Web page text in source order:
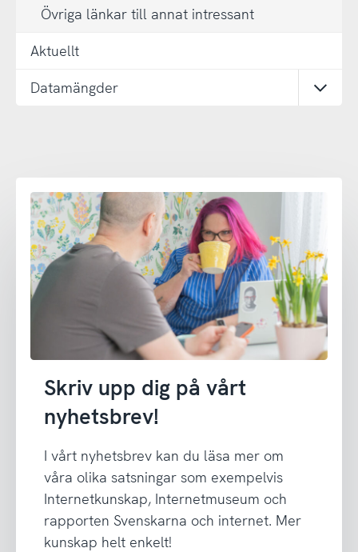
Övriga länkar till annat intressant
Aktuellt
Datamängder
Skriv upp dig på vårt
nyhetsbrev!
I vårt nyhetsbrev kan du läsa mer om
våra olika satsningar som exempelvis
Internetkunskap, Internetmuseum och
rapporten Svenskarna och internet. Mer
kunskap helt enkelt!